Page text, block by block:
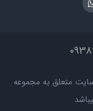
متعلق به مجموعه